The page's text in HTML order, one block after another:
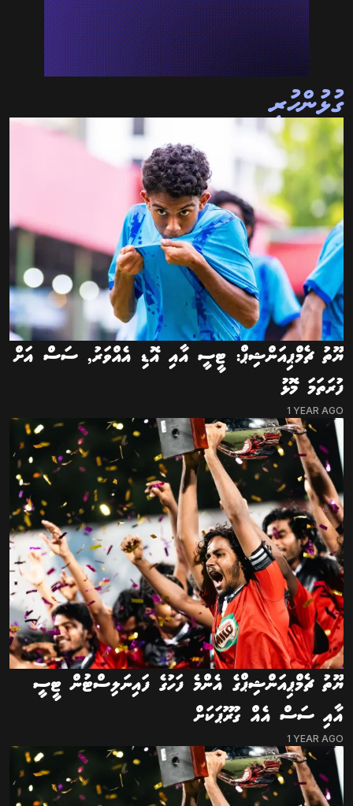
ގުޅުންހުރި
ޔޫތު ޗެމްޕިއަންޝިޕް: ޓީސީ އާއި އޮޑި އެއްވަރު, ސަސް އަށް
ފުރަތަމަ މޮޅު
1 YEAR AGO
ޔޫތު ޗެމްޕިއަންޝިޕްގެ އެންމެ ފަހުގެ ފައިނަލިސްޓުން ޓީސީ
އާއި ސަސް އެއް ގުރޫޕަކަށް
1 YEAR AGO